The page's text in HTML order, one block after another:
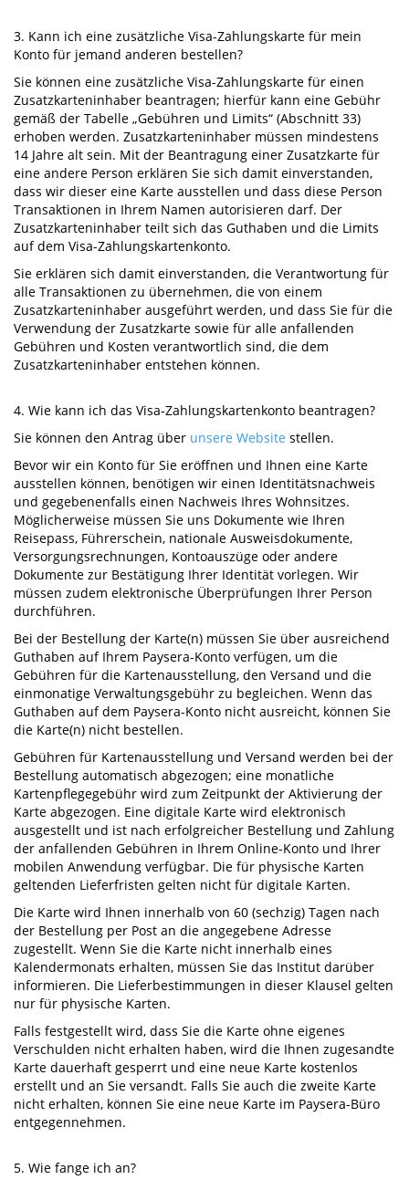
3. Kann ich eine zusätzliche Visa-Zahlungskarte für mein
Konto für jemand anderen bestellen?
Sie können eine zusätzliche Visa-Zahlungskarte für einen
Zusatzkarteninhaber beantragen; hierfür kann eine Gebühr
gemäß der Tabelle „Gebühren und Limits“ (Abschnitt 33)
erhoben werden. Zusatzkarteninhaber müssen mindestens
14 Jahre alt sein. Mit der Beantragung einer Zusatzkarte für
eine andere Person erklären Sie sich damit einverstanden,
dass wir dieser eine Karte ausstellen und dass diese Person
Transaktionen in Ihrem Namen autorisieren darf. Der
Zusatzkarteninhaber teilt sich das Guthaben und die Limits
auf dem Visa-Zahlungskartenkonto.
Sie erklären sich damit einverstanden, die Verantwortung für
alle Transaktionen zu übernehmen, die von einem
Zusatzkarteninhaber ausgeführt werden, und dass Sie für die
Verwendung der Zusatzkarte sowie für alle anfallenden
Gebühren und Kosten verantwortlich sind, die dem
Zusatzkarteninhaber entstehen können.
4. Wie kann ich das Visa-Zahlungskartenkonto beantragen?
Sie können den Antrag über unsere Website stellen.
Bevor wir ein Konto für Sie eröffnen und Ihnen eine Karte
ausstellen können, benötigen wir einen Identitätsnachweis
und gegebenenfalls einen Nachweis Ihres Wohnsitzes.
Möglicherweise müssen Sie uns Dokumente wie Ihren
Reisepass, Führerschein, nationale Ausweisdokumente,
Versorgungsrechnungen, Kontoauszüge oder andere
Dokumente zur Bestätigung Ihrer Identität vorlegen. Wir
müssen zudem elektronische Überprüfungen Ihrer Person
durchführen.
Bei der Bestellung der Karte(n) müssen Sie über ausreichend
Guthaben auf Ihrem Paysera-Konto verfügen, um die
Gebühren für die Kartenausstellung, den Versand und die
einmonatige Verwaltungsgebühr zu begleichen. Wenn das
Guthaben auf dem Paysera-Konto nicht ausreicht, können Sie
die Karte(n) nicht bestellen.
Gebühren für Kartenausstellung und Versand werden bei der
Bestellung automatisch abgezogen; eine monatliche
Kartenpflegegebühr wird zum Zeitpunkt der Aktivierung der
Karte abgezogen. Eine digitale Karte wird elektronisch
ausgestellt und ist nach erfolgreicher Bestellung und Zahlung
der anfallenden Gebühren in Ihrem Online-Konto und Ihrer
mobilen Anwendung verfügbar. Die für physische Karten
geltenden Lieferfristen gelten nicht für digitale Karten.
Die Karte wird Ihnen innerhalb von 60 (sechzig) Tagen nach
der Bestellung per Post an die angegebene Adresse
zugestellt. Wenn Sie die Karte nicht innerhalb eines
Kalendermonats erhalten, müssen Sie das Institut darüber
informieren. Die Lieferbestimmungen in dieser Klausel gelten
nur für physische Karten.
Falls festgestellt wird, dass Sie die Karte ohne eigenes
Verschulden nicht erhalten haben, wird die Ihnen zugesandte
Karte dauerhaft gesperrt und eine neue Karte kostenlos
erstellt und an Sie versandt. Falls Sie auch die zweite Karte
nicht erhalten, können Sie eine neue Karte im Paysera-Büro
entgegennehmen.
5. Wie fange ich an?